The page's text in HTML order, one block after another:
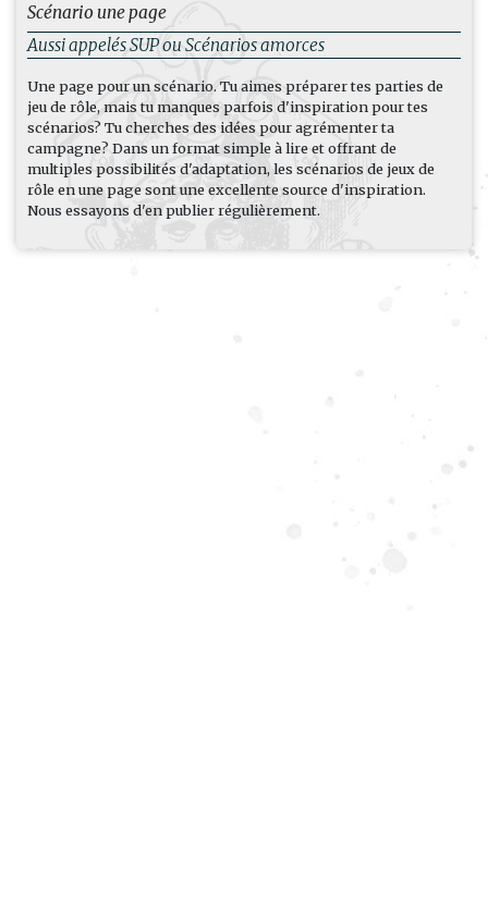
Scénario une page
Aussi appelés SUP ou Scénarios amorces
Une page pour un scénario. Tu aimes préparer tes parties de
jeu de rôle, mais tu manques parfois d'inspiration pour tes
scénarios? Tu cherches des idées pour agrémenter ta
campagne? Dans un format simple à lire et offrant de
multiples possibilités d'adaptation, les scénarios de jeux de
rôle en une page sont une excellente source d'inspiration.
Nous essayons d'en publier régulièrement.